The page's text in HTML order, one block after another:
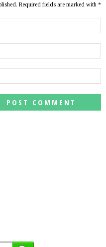
Required fields are marked with *